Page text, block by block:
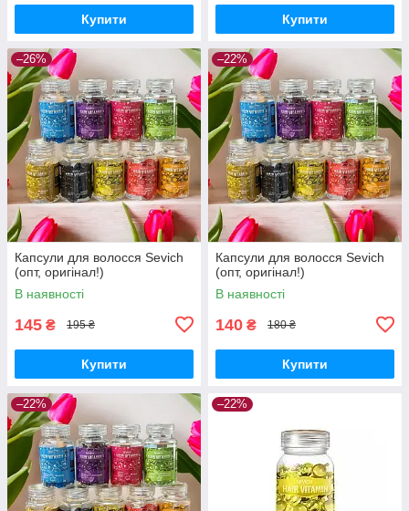
Купити Купити
–26%
Капсули для волосся Sevich
(опт, оригінал!)
В наявності
145 ₴ 195 ₴
Купити
–22%
Капсули для волосся Sevich
(опт, оригінал!)
В наявності
140 ₴ 180 ₴
Купити
–22% –22%